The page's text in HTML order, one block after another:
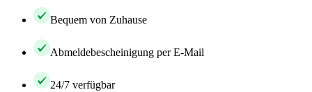
Bequem von Zuhause
Abmeldebescheinigung per E-Mail
24/7 verfügbar